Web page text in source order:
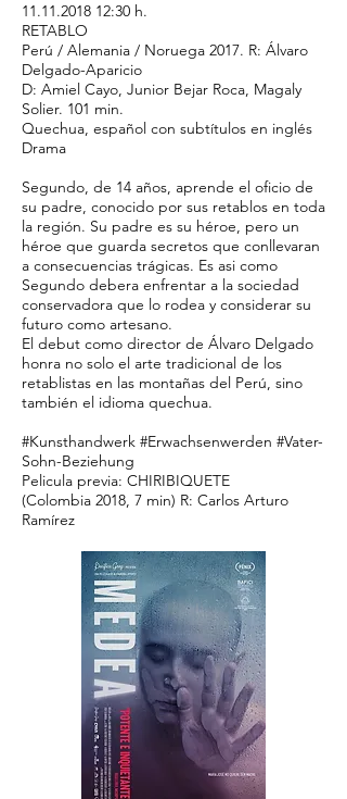
11.11.2018 12:30 h.
RETABLO
Perú / Alemania / Noruega 2017. R: Álvaro
Delgado-Aparicio
D: Amiel Cayo, Junior Bejar Roca, Magaly
Solier. 101 min.
Quechua, español con subtítulos en inglés
Drama
Segundo, de 14 años, aprende el oficio de
su padre, conocido por sus retablos en toda
la región. Su padre es su héroe, pero un
héroe que guarda secretos que conllevaran
a consecuencias trágicas. Es asi como
Segundo debera enfrentar a la sociedad
conservadora que lo rodea y considerar su
futuro como artesano.
El debut como director de Álvaro Delgado
honra no solo el arte tradicional de los
retablistas en las montañas del Perú, sino
también el idioma quechua.
#Kunsthandwerk #Erwachsenwerden #Vater-
Sohn-Beziehung
Pelicula previa: CHIRIBIQUETE
(Colombia 2018, 7 min) R: Carlos Arturo
Ramírez